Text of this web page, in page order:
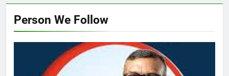
Person We Follow